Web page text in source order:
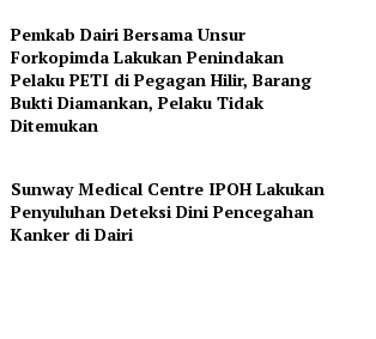
Pemkab Dairi Bersama Unsur
Forkopimda Lakukan Penindakan
Pelaku PETI di Pegagan Hilir, Barang
Bukti Diamankan, Pelaku Tidak
Ditemukan
Sunway Medical Centre IPOH Lakukan
Penyuluhan Deteksi Dini Pencegahan
Kanker di Dairi